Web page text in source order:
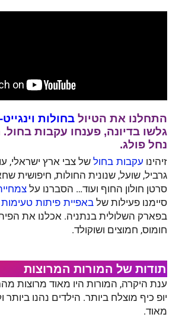
התחלנו את הטיול בחולות
גלשו בדיונה, פענחו עקבות
נחל פולג.
זיהינו עקבות בחול של צבי ארץ ישראלי,
גרביל, שועל, שנונית החולות, חיפושית
סרטן חולון החוף ועוד… הסברנו על
סיימנו פעילות של באפיית פיתות
בפארק השלולית בנתניה. אכלנו את
חומוס, חמוצים ושוקולד.
תודות של המורות המרוצות
ענת היקרה, המורות היו מאוד מרוצות
יופ כיף מוצלח ביותר. הילדים נהנו
מאוד.